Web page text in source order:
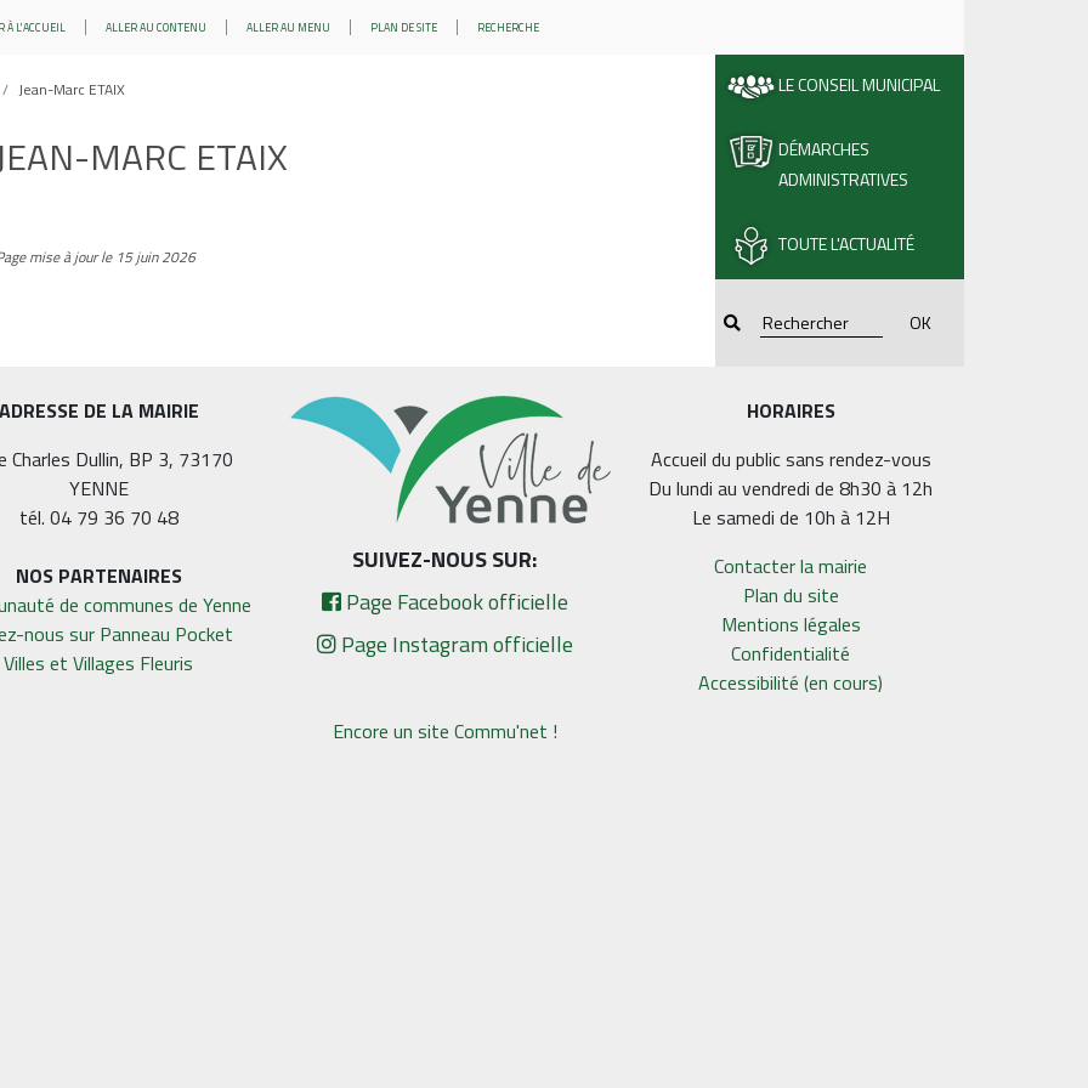
À L'ACCUEIL ALLER AU CONTENU ALLER AU MENU PLAN DE SITE RECHERCHE
Jean-Marc ETAIX
MARC ETAIX
mise à jour le 15 juin 2026
LE CONSEIL MUNICIPAL
DÉMARCHES
ADMINISTRATIVES
TOUTE L'ACTUALITÉ
OK
ADRESSE DE LA MAIRIE
Charles Dullin, BP 3, 73170
YENNE
tél. 04 79 36 70 48
NOS PARTENAIRES
de communes de Yenne
nous sur Panneau Pocket
Villes et Villages Fleuris
SUIVEZ-NOUS SUR:
Page Facebook officielle
Page Instagram officielle
HORAIRES
Accueil du public sans rendez-vous
Du lundi au vendredi de 8h30 à 12h
Le samedi de 10h à 12H
Contacter la mairie
Plan du site
Mentions légales
Confidentialité
Accessibilité (en cours)
Encore un site Commu'net !